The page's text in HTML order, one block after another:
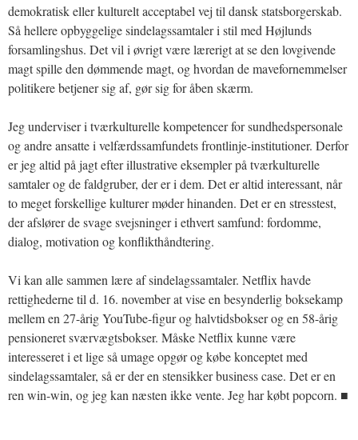
demokratisk eller kulturelt acceptabel vej til dansk statsborgerskab.
Så hellere opbyggelige sindelagssamtaler i stil med Højlunds
forsamlingshus. Det vil i øvrigt være lærerigt at se den lovgivende
magt spille den dømmende magt, og hvordan de mavefornemmelser
politikere betjener sig af, gør sig for åben skærm.
Jeg underviser i tværkulturelle kompetencer for sundhedspersonale
og andre ansatte i velfærdssamfundets frontlinje-institutioner. Derfor
er jeg altid på jagt efter illustrative eksempler på tværkulturelle
samtaler og de faldgruber, der er i dem. Det er altid interessant, når
to meget forskellige kulturer møder hinanden. Det er en stresstest,
der afslører de svage svejsninger i ethvert samfund: fordomme,
dialog, motivation og konflikthåndtering.
Vi kan alle sammen lære af sindelagssamtaler. Netflix havde
rettighederne til d. 16. november at vise en besynderlig boksekamp
mellem en 27-årig YouTube-figur og halvtidsbokser og en 58-årig
pensioneret sværvægtsbokser. Måske Netflix kunne være
interesseret i et lige så umage opgør og købe konceptet med
sindelagssamtaler, så er der en stensikker business case. Det er en
ren win-win, og jeg kan næsten ikke vente. Jeg har købt popcorn. ■